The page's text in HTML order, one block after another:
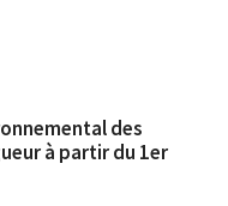
des
à partir du 1er